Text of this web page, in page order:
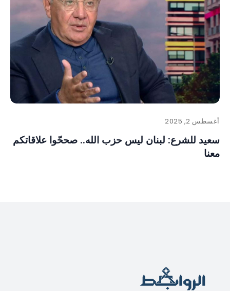
أغسطس 2, 2025
سعيد للشرع: لبنان ليس حزب الله.. صححّوا علاقاتكم
معنا